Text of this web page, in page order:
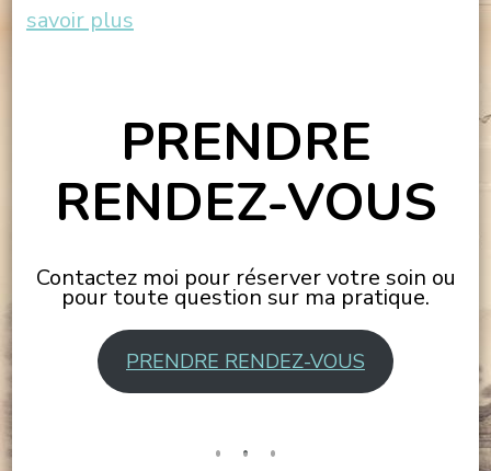
savoir plus
PRENDRE
RENDEZ-VOUS
Contactez moi pour réserver votre soin ou
pour toute question sur ma pratique.
PRENDRE RENDEZ-VOUS